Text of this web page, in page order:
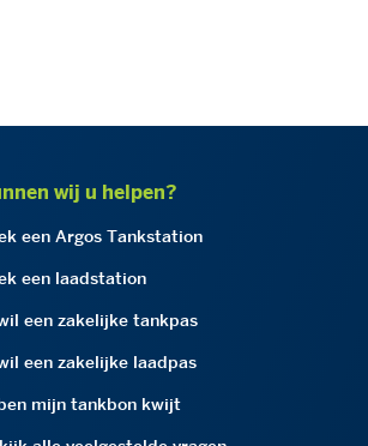
wij u helpen?
een Argos Tankstation
een laadstation
een zakelijke tankpas
een zakelijke laadpas
mijn tankbon kwijt